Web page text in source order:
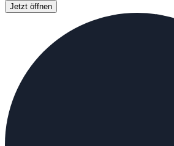
Jetzt öffnen